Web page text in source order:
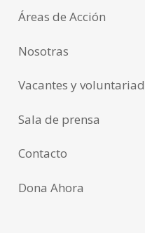
Áreas de Acción
Nosotras
Vacantes y
Sala de prensa
Contacto
Dona Ahora